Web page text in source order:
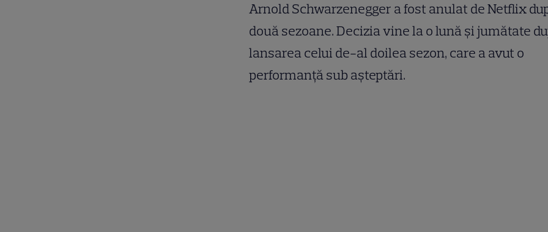
Arnold Schwarzenegger a fost anulat de Netflix
două sezoane. Decizia vine la o lună și jumătate
lansarea celui de-al doilea sezon, care a avut o
performanță sub așteptări.